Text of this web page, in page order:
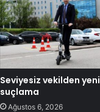
Seviyesiz vekilden yeni
suçlama
Ağustos 6, 2026